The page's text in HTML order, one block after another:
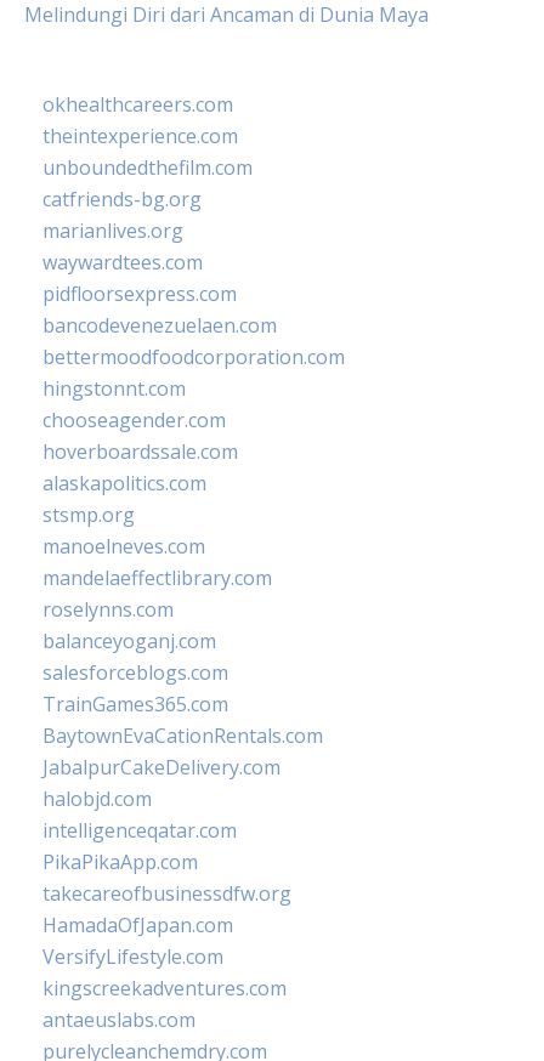
Melindungi Diri dari Ancaman di Dunia Maya
okhealthcareers.com
theintexperience.com
unboundedthefilm.com
catfriends-bg.org
marianlives.org
waywardtees.com
pidfloorsexpress.com
bancodevenezuelaen.com
bettermoodfoodcorporation.com
hingstonnt.com
chooseagender.com
hoverboardssale.com
alaskapolitics.com
stsmp.org
manoelneves.com
mandelaeffectlibrary.com
roselynns.com
balanceyoganj.com
salesforceblogs.com
TrainGames365.com
BaytownEvaCationRentals.com
JabalpurCakeDelivery.com
halobjd.com
intelligenceqatar.com
PikaPikaApp.com
takecareofbusinessdfw.org
HamadaOfJapan.com
VersifyLifestyle.com
kingscreekadventures.com
antaeuslabs.com
purelycleanchemdry.com